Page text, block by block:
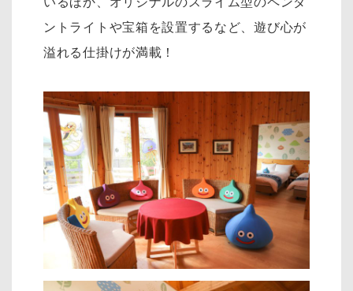
ントライトや宝箱を設置するなど、遊び心が
溢れる仕掛けが満載！